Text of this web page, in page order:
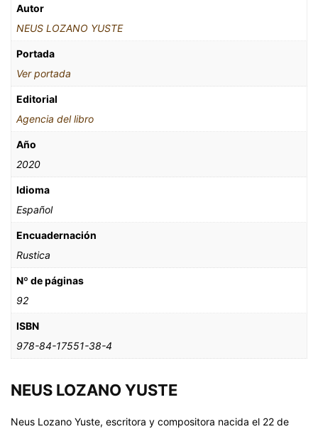
Autor
NEUS LOZANO YUSTE
Portada
Ver portada
Editorial
Agencia del libro
Año
2020
Idioma
Español
Encuadernación
Rustica
Nº de páginas
92
ISBN
978-84-17551-38-4
NEUS LOZANO YUSTE
Neus Lozano Yuste, escritora y compositora nacida el 22 de